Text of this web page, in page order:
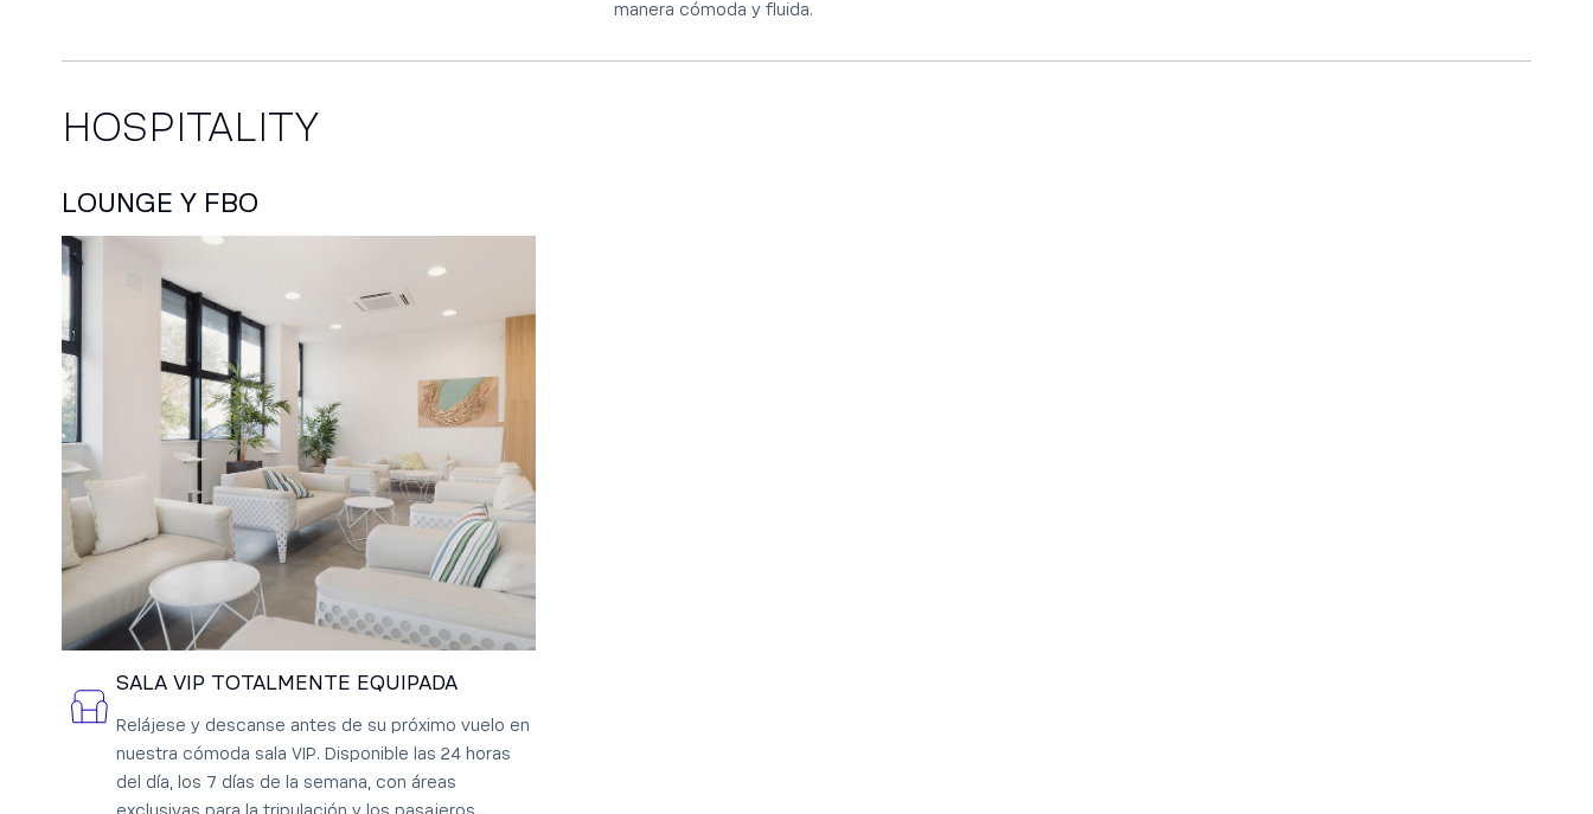
manera cómoda y fluida.
HOSPITALITY
LOUNGE Y FBO
SALA VIP TOTALMENTE EQUIPADA
Relájese y descanse antes de su próximo vuelo en
nuestra cómoda sala VIP. Disponible las 24 horas
del día, los 7 días de la semana, con áreas